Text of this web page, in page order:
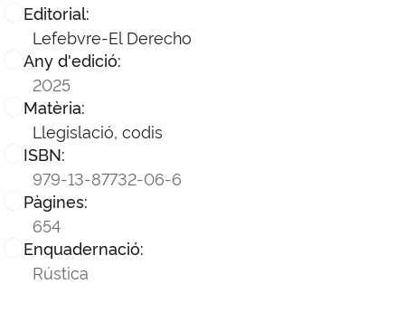
Editorial:
Lefebvre-El Derecho
Any d'edició:
2025
Matèria:
Llegislació, codis
ISBN:
979-13-87732-06-6
Pàgines:
654
Enquadernació:
Rústica